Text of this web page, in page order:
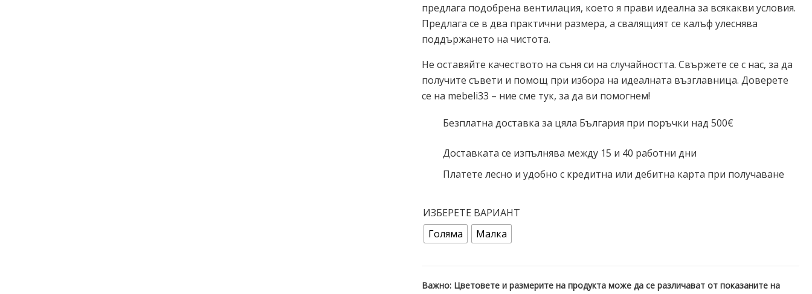
предлага подобрена вентилация, което я прави идеална за всякакви условия.
Предлага се в два практични размера, а свалящият се калъф улеснява
поддържането на чистота.
Не оставяйте качеството на съня си на случайността. Свържете се с нас, за да
получите съвети и помощ при избора на идеалната възглавница. Доверете
се на mebeli33 – ние сме тук, за да ви помогнем!
Безплатна доставка за цяла България при поръчки над 500€
Доставката се изпълнява между 15 и 40 работни дни
Платете лесно и удобно с кредитна или дебитна карта при получаване
ИЗБЕРЕТЕ ВАРИАНТ
Голяма
Малка
Важно: Цветовете и размерите на продукта може да се различават от показаните на